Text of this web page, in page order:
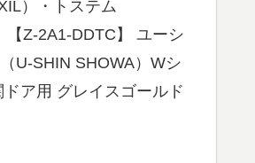
）・トステム
【Z-2A1-DDTC】 ユーシ
U-SHIN SHOWA）Wシ
ドア用 グレイスゴールド